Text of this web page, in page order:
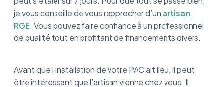
je vous conseille de vous rapprocher d’un artisan
RGE. Vous pouvez faire confiance à un professionnel
de qualité tout en profitant de financements divers.
Avant que l’installation de votre PAC ait lieu, il peut
être intéressant que l’artisan vienne chez vous. Il